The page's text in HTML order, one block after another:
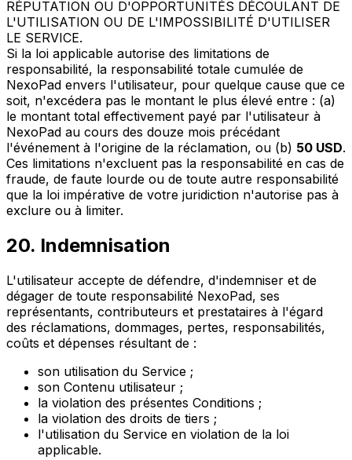
RÉPUTATION OU D'OPPORTUNITÉS DÉCOULANT DE
L'UTILISATION OU DE L'IMPOSSIBILITÉ D'UTILISER
LE SERVICE.
Si la loi applicable autorise des limitations de
responsabilité, la responsabilité totale cumulée de
NexoPad envers l'utilisateur, pour quelque cause que ce
soit, n'excédera pas le montant le plus élevé entre : (a)
le montant total effectivement payé par l'utilisateur à
NexoPad au cours des douze mois précédant
l'événement à l'origine de la réclamation, ou (b) 50 USD.
Ces limitations n'excluent pas la responsabilité en cas de
fraude, de faute lourde ou de toute autre responsabilité
que la loi impérative de votre juridiction n'autorise pas à
exclure ou à limiter.
20. Indemnisation
L'utilisateur accepte de défendre, d'indemniser et de
dégager de toute responsabilité NexoPad, ses
représentants, contributeurs et prestataires à l'égard
des réclamations, dommages, pertes, responsabilités,
coûts et dépenses résultant de :
son utilisation du Service ;
son Contenu utilisateur ;
la violation des présentes Conditions ;
la violation des droits de tiers ;
l'utilisation du Service en violation de la loi
applicable.